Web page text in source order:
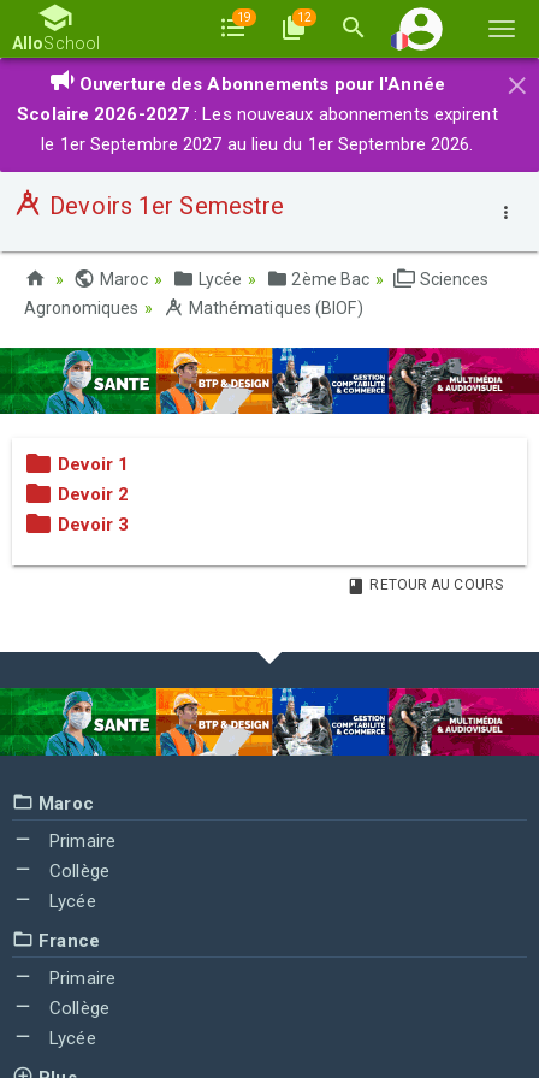
la
AlloSchool
19 12
×
Ouverture des Abonnements pour l'Année
Scolaire 2026-2027 : Les nouveaux abonnements expirent
le 1er Septembre 2027 au lieu du 1er Septembre 2026.
Devoirs 1er Semestre
Maroc Lycée 2ème Bac
Sciences
Agronomiques
Mathématiques (BIOF)
Devoir 1
Devoir 2
Devoir 3
RETOUR AU COURS
Maroc
Primaire
Collège
Lycée
France
Primaire
Collège
Lycée